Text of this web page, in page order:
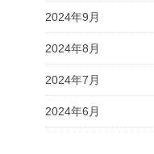
2024年9月
2024年8月
2024年7月
2024年6月